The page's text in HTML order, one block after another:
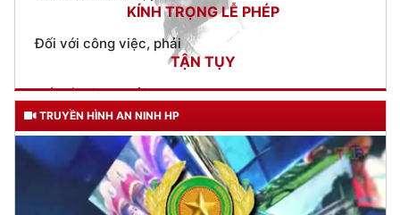
CƯƠNG QUYẾT, KHÔN KHÉO
Trích thư Chủ tịch Hồ Chí Minh
gửi Công an Khu XII,
ngày 11 tháng 3 năm 1948.
TRUYỀN HÌNH AN NINH HP